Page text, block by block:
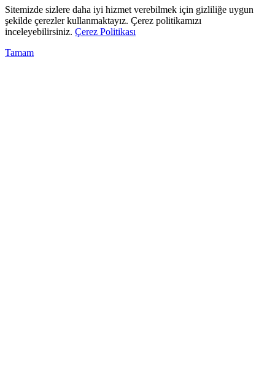
Sitemizde sizlere daha iyi hizmet verebilmek için gizliliğe uygun
şekilde çerezler kullanmaktayız. Çerez politikamızı
inceleyebilirsiniz. Çerez Politikası
Tamam